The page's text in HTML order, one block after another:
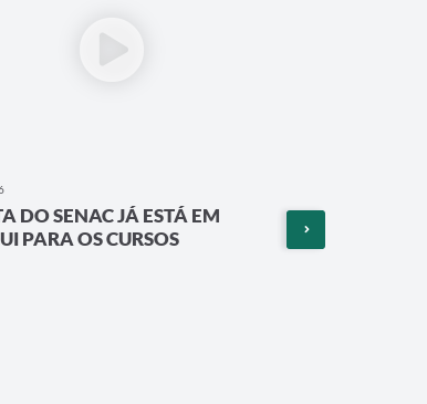
DO SENAC JÁ ESTÁ EM
PARA OS CURSOS